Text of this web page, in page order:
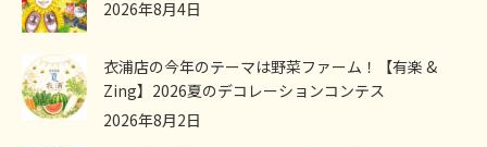
2026年8月4日
衣浦店の今年のテーマは野菜ファーム！【有楽 &
Zing】2026夏のデコレーションコンテス
2026年8月2日